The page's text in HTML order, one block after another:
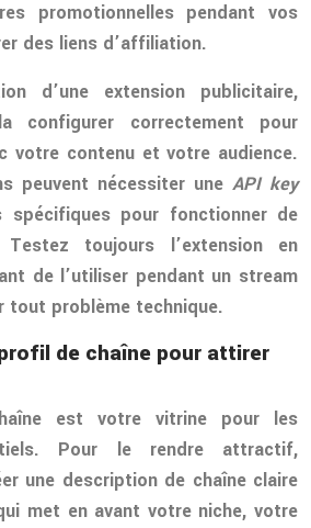
promotionnelles pendant vos
des liens d’affiliation.
d’une extension publicitaire,
configurer correctement pour
votre contenu et votre audience.
peuvent nécessiter une API key
spécifiques pour fonctionner de
Testez toujours l’extension en
de l’utiliser pendant un stream
tout problème technique.
de chaîne pour attirer
est votre vitrine pour les
Pour le rendre attractif,
une description de chaîne claire
met en avant votre niche, votre